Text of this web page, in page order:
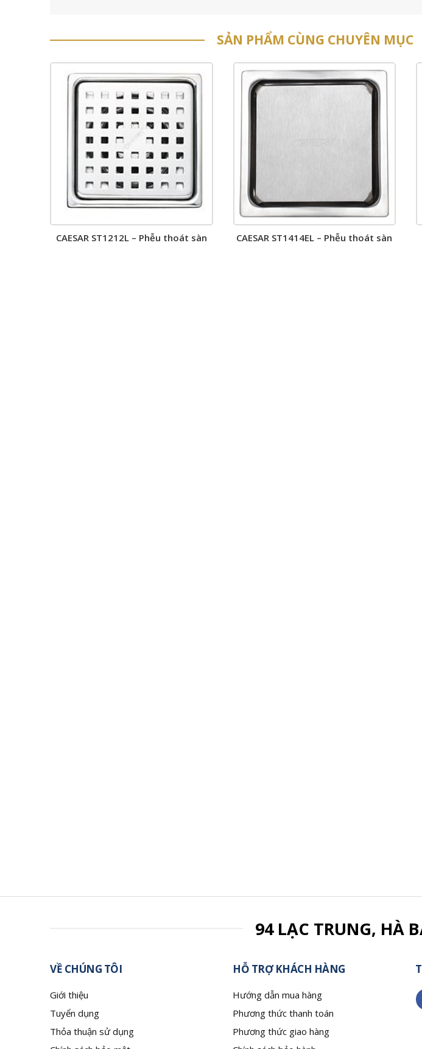
SẢN PHẨM CÙNG CHUYÊN MỤC
CAESAR ST1212L – Phễu thoát sàn CAESAR ST1414EL – Phễu thoát sàn
94 LẠC TRUNG, HÀ
VỀ CHÚNG TÔI
Giới thiệu
Tuyển dụng
Thỏa thuận sử dụng
HỖ TRỢ KHÁCH HÀNG
Hướng dẫn mua hàng
Phương thức thanh toán
Phương thức giao hàng